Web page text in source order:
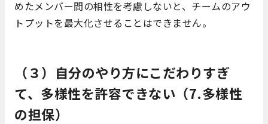
めたメンバー間の相性を考慮しないと、チームのアウ
トプットを最大化させることはできません。
（３）自分のやり方にこだわりすぎ
て、多様性を許容できない（7.多様性
の担保）